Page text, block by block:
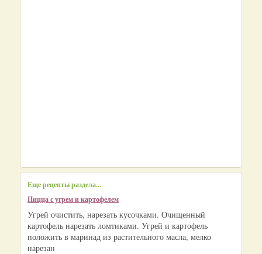
Еще рецепты раздела...
Пицца с угрем и картофелем
Угрей очистить, нарезать кусочками. Очищенный
картофель нарезать ломтиками. Угрей и картофель
положить в маринад из растительного масла, мелко
нарезан